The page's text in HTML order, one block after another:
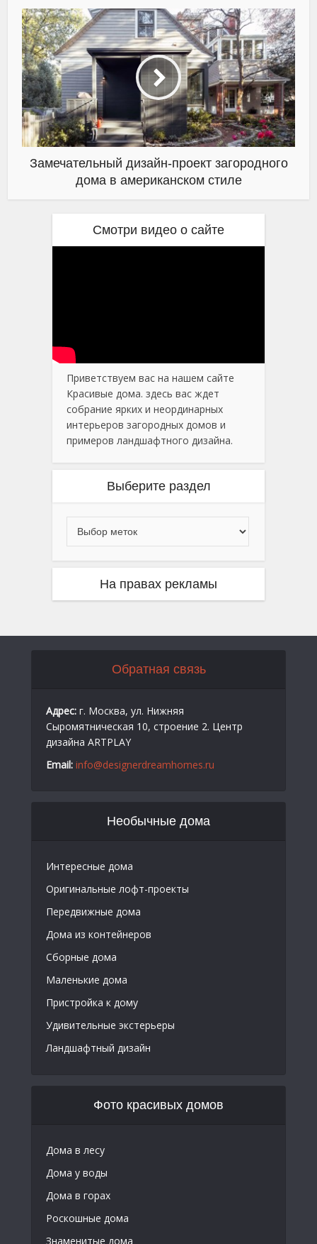
Замечательный дизайн-проект загородного
дома в американском стиле
Смотри видео о сайте
Приветствуем вас на нашем сайте
Красивые дома. здесь вас ждет
собрание ярких и неординарных
интерьеров загородных домов и
примеров ландшафтного дизайна.
Выберите раздел
На правах рекламы
Обратная связь
Адрес: г. Москва, ул. Нижняя
Сыромятническая 10, строение 2. Центр
дизайна ARTPLAY
Email: info@designerdreamhomes.ru
Необычные дома
Интересные дома
Оригинальные лофт-проекты
Передвижные дома
Дома из контейнеров
Сборные дома
Маленькие дома
Пристройка к дому
Удивительные экстерьеры
Ландшафтный дизайн
Фото красивых домов
Дома в лесу
Дома у воды
Дома в горах
Роскошные дома
Знаменитые дома